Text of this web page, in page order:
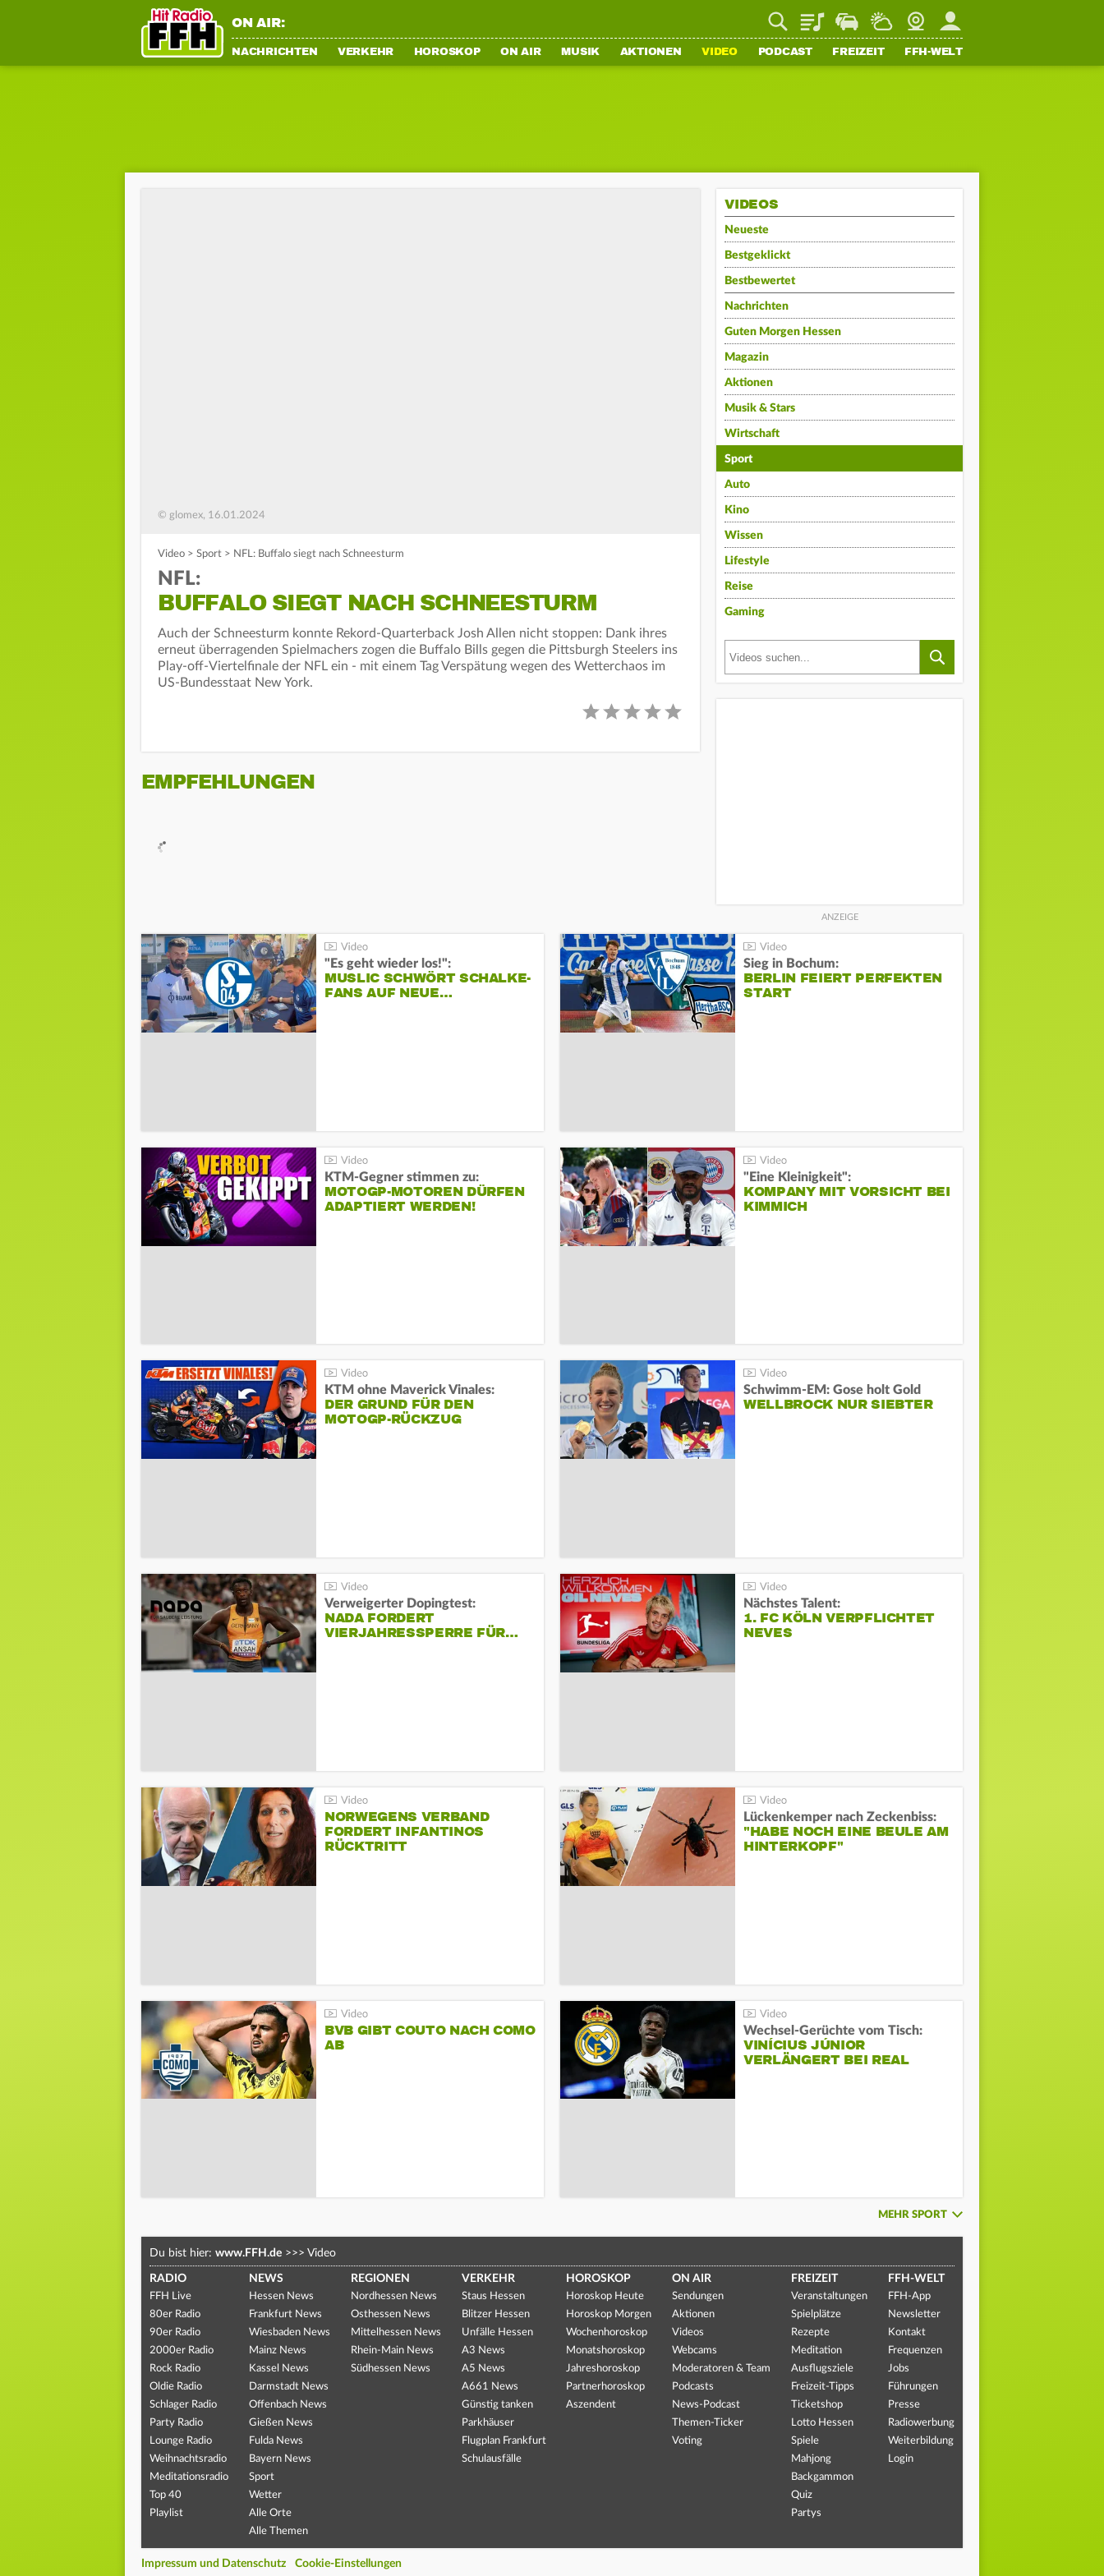
ON AIR: PlaylistStaupilotWetterWebcamMein FFH
NACHRICHTEN VERKEHR HOROSKOP ON AIR MUSIK AKTIONEN VIDEO PODCAST FREIZEIT FFH-WELT
© glomex, 16.01.2024
Video > Sport > NFL: Buffalo siegt nach Schneesturm
NFL:
BUFFALO SIEGT NACH SCHNEESTURM
Auch der Schneesturm konnte Rekord-Quarterback Josh Allen nicht stoppen: Dank ihres
erneut überragenden Spielmachers zogen die Buffalo Bills gegen die Pittsburgh Steelers ins
Play-off-Viertelfinale der NFL ein - mit einem Tag Verspätung wegen des Wetterchaos im
US-Bundesstaat New York.
EMPFEHLUNGEN
VIDEOS
Neueste
Bestgeklickt
Bestbewertet
Nachrichten
Guten Morgen Hessen
Magazin
Aktionen
Musik & Stars
Wirtschaft
Sport
Auto
Kino
Wissen
Lifestyle
Reise
Gaming
"Es geht wieder los!":
MUSLIC SCHWÖRT SCHALKE-
FANS AUF NEUE…
Sieg in Bochum:
BERLIN FEIERT PERFEKTEN
START
KTM-Gegner stimmen zu:
MOTOGP-MOTOREN DÜRFEN
ADAPTIERT WERDEN!
"Eine Kleinigkeit":
KOMPANY MIT VORSICHT BEI
KIMMICH
KTM ohne Maverick Vinales:
DER GRUND FÜR DEN
MOTOGP-RÜCKZUG
Schwimm-EM: Gose holt Gold
WELLBROCK NUR SIEBTER
Verweigerter Dopingtest:
NADA FORDERT
VIERJAHRESSPERRE FÜR…
Nächstes Talent:
1. FC KÖLN VERPFLICHTET
NEVES
NORWEGENS VERBAND
FORDERT INFANTINOS
RÜCKTRITT
Lückenkemper nach Zeckenbiss:
"HABE NOCH EINE BEULE AM
HINTERKOPF"
BVB GIBT COUTO NACH COMO
AB
Wechsel-Gerüchte vom Tisch:
VINÍCIUS JÚNIOR
VERLÄNGERT BEI REAL
MEHR SPORT
Du bist hier: www.FFH.de >>> Video
RADIO
FFH Live
80er Radio
90er Radio
2000er Radio
Rock Radio
Oldie Radio
Schlager Radio
Party Radio
Lounge Radio
Weihnachtsradio
Meditationsradio
Top 40
Playlist
NEWS
Hessen News
Frankfurt News
Wiesbaden News
Mainz News
Kassel News
Darmstadt News
Offenbach News
Gießen News
Fulda News
Bayern News
Sport
Wetter
Alle Orte
Alle Themen
REGIONEN
Nordhessen News
Osthessen News
Mittelhessen News
Rhein-Main News
Südhessen News
VERKEHR
Staus Hessen
Blitzer Hessen
Unfälle Hessen
A3 News
A5 News
A661 News
Günstig tanken
Parkhäuser
Flugplan Frankfurt
Schulausfälle
HOROSKOP
Horoskop Heute
Horoskop Morgen
Wochenhoroskop
Monatshoroskop
Jahreshoroskop
Partnerhoroskop
Aszendent
ON AIR
Sendungen
Aktionen
Videos
Webcams
Moderatoren & Team
Podcasts
News-Podcast
Themen-Ticker
Voting
FREIZEIT
Veranstaltungen
Spielplätze
Rezepte
Meditation
Ausflugsziele
Freizeit-Tipps
Ticketshop
Lotto Hessen
Spiele
Mahjong
Backgammon
Quiz
Partys
FFH-WELT
FFH-App
Newsletter
Kontakt
Frequenzen
Jobs
Führungen
Presse
Radiowerbung
Weiterbildung
Login
Impressum und Datenschutz Cookie-Einstellungen